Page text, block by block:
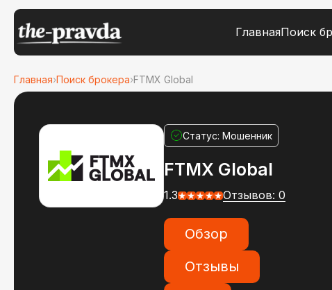
ГлавнаяПоиск
Главная›Поиск брокера›FTMX Global
Статус: Мошенник
FTMX Global
1.3 Отзывов: 0
Обзор
Отзывы